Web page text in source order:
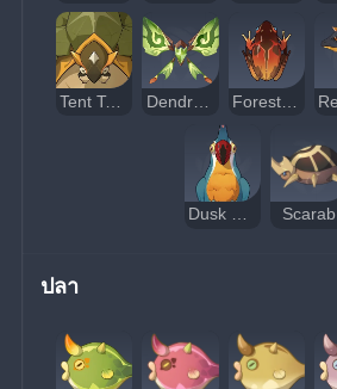
Tent Tortoise Dendro Crystalfly Forest Tree Frog
Dusk Bird Scarab
ปลา